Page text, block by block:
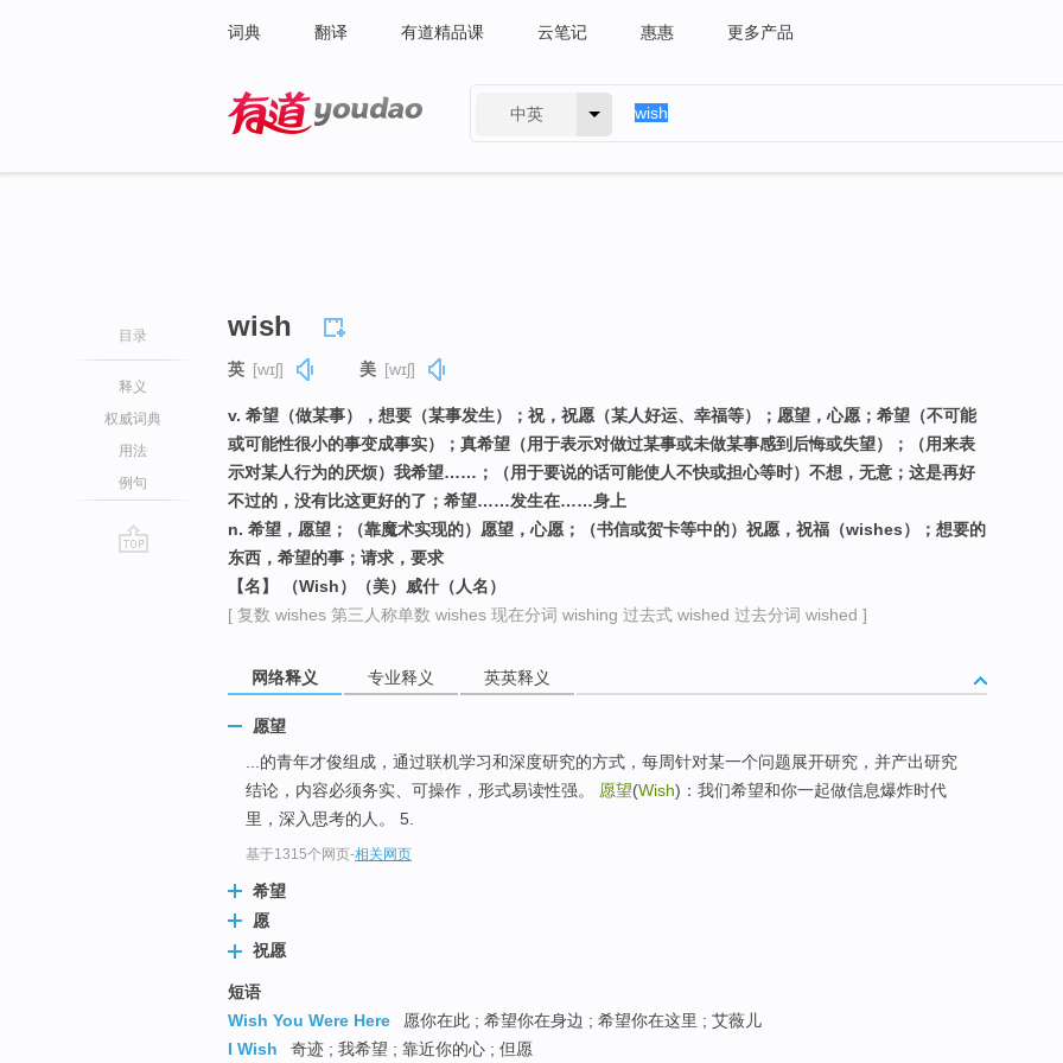
词典 翻译 有道精品课 云笔记 惠惠 更多产品
中英
目录
释义
权威词典
用法
例句
wish
英 [wɪʃ] 美 [wɪʃ]
v. 希望（做某事），想要（某事发生）；祝，祝愿（某人好运、幸福等）；愿望，心愿；希望（不可能
或可能性很小的事变成事实）；真希望（用于表示对做过某事或未做某事感到后悔或失望）；（用来表
示对某人行为的厌烦）我希望……；（用于要说的话可能使人不快或担心等时）不想，无意；这是再好
不过的，没有比这更好的了；希望……发生在……身上
n. 希望，愿望；（靠魔术实现的）愿望，心愿；（书信或贺卡等中的）祝愿，祝福（wishes）；想要的
东西，希望的事；请求，要求
【名】 （Wish）（美）威什（人名）
[ 复数 wishes 第三人称单数 wishes 现在分词 wishing 过去式 wished 过去分词 wished ]
网络释义 专业释义 英英释义
愿望
...的青年才俊组成，通过联机学习和深度研究的方式，每周针对某一个问题展开研究，并产出研究
结论，内容必须务实、可操作，形式易读性强。 愿望(Wish)：我们希望和你一起做信息爆炸时代
里，深入思考的人。 5.
基于1315个网页-相关网页
希望
愿
祝愿
短语
Wish You Were Here
愿你在此 ; 希望你在身边 ; 希望你在这里 ; 艾薇儿
I Wish
奇迹 ; 我希望 ; 靠近你的心 ; 但愿